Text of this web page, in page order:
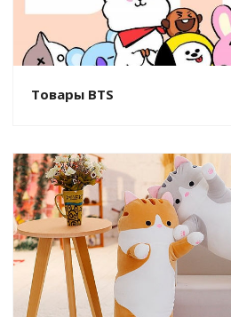
Товары BTS